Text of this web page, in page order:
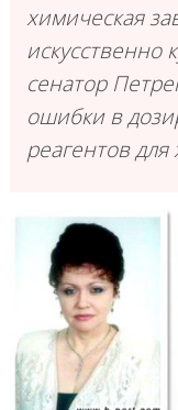
химическая
искусственно
сенатор
ошибки в
реагентов